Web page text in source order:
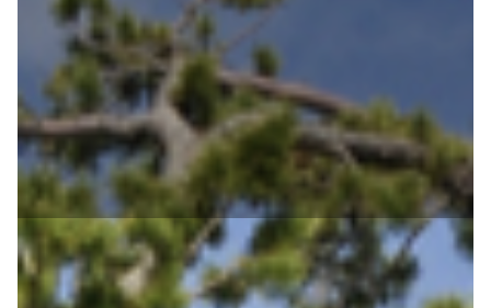
Was ist Resilienz?